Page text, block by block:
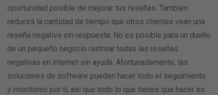
oportunidad posible de mejorar tus reseñas. También
reducirá la cantidad de tiempo que otros clientes vean una
reseña negativa sin respuesta. No es posible para un dueño
de un pequeño negocio rastrear todas las reseñas
negativas en internet sin ayuda. Afortunadamente, las
soluciones de software pueden hacer todo el seguimiento
y monitoreo por ti, así que todo lo que tienes que hacer es